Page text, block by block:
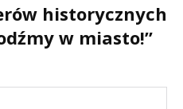
historycznych
w miasto!”